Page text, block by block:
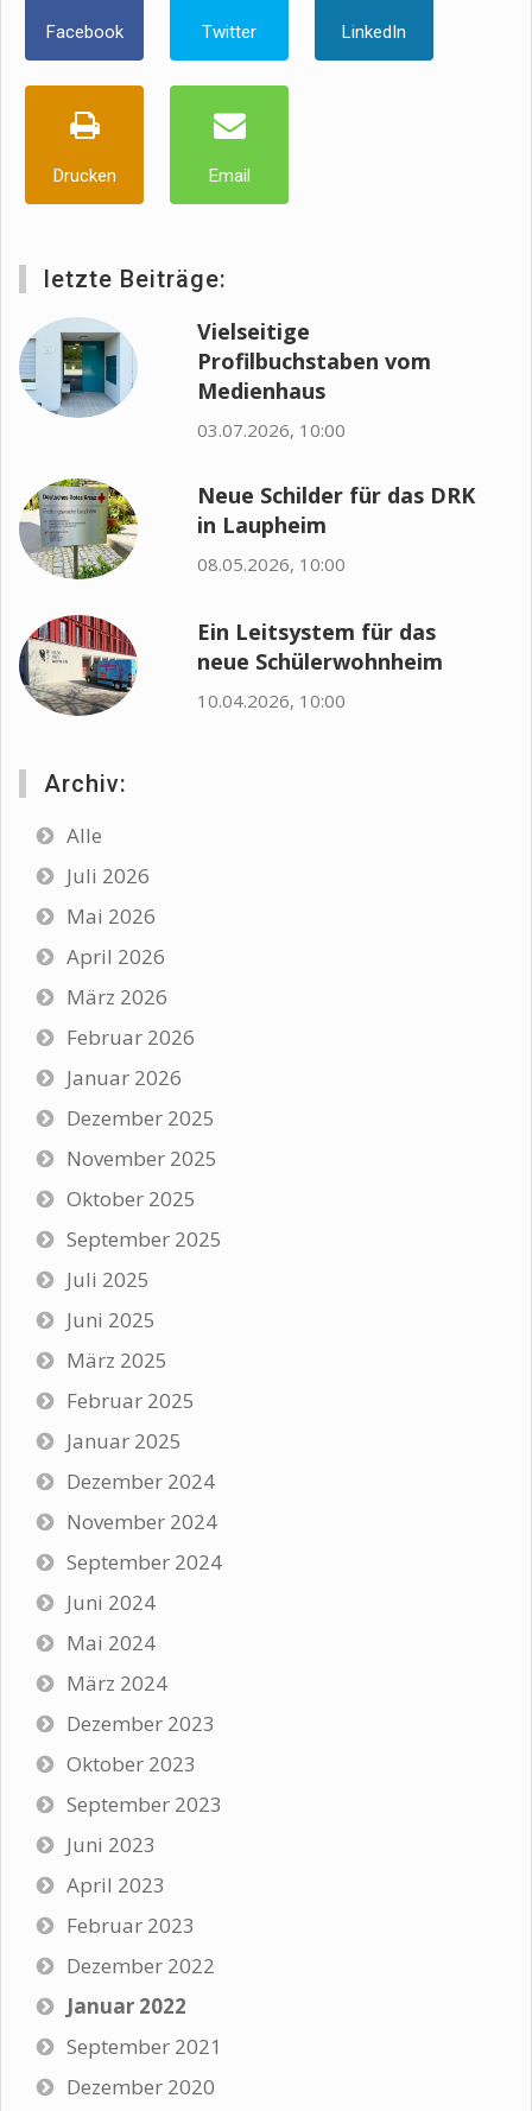
Facebook Twitter LinkedIn
Drucken Email
letzte Beiträge:
Vielseitige
Profilbuchstaben vom
Medienhaus
03.07.2026, 10:00
Neue Schilder für das DRK
in Laupheim
08.05.2026, 10:00
Ein Leitsystem für das
neue Schülerwohnheim
10.04.2026, 10:00
Archiv:
Alle
Juli 2026
Mai 2026
April 2026
März 2026
Februar 2026
Januar 2026
Dezember 2025
November 2025
Oktober 2025
September 2025
Juli 2025
Juni 2025
März 2025
Februar 2025
Januar 2025
Dezember 2024
November 2024
September 2024
Juni 2024
Mai 2024
März 2024
Dezember 2023
Oktober 2023
September 2023
Juni 2023
April 2023
Februar 2023
Dezember 2022
Januar 2022
September 2021
Dezember 2020